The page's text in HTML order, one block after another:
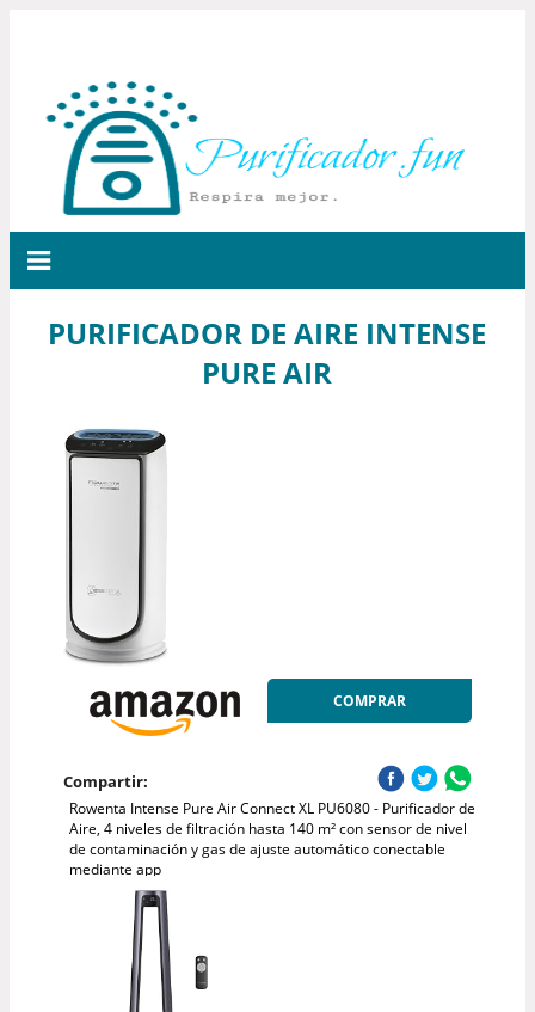
PURIFICADOR DE AIRE INTENSE
PURE AIR
COMPRAR
Compartir:
Rowenta Intense Pure Air Connect XL PU6080 - Purificador de
Aire, 4 niveles de filtración hasta 140 m² con sensor de nivel
de contaminación y gas de ajuste automático conectable
mediante app